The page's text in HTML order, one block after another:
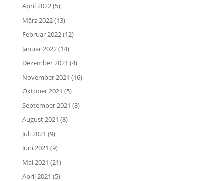
April 2022(5)
März 2022(13)
Februar 2022(12)
Januar 2022(14)
Dezember 2021 (4)
November 2021 (16)
Oktober 2021 (5)
September 2021 (3)
August 2021 (8)
Juli 2021 (9)
Juni 2021 (9)
Mai 2021 (21)
April 2021 (5)